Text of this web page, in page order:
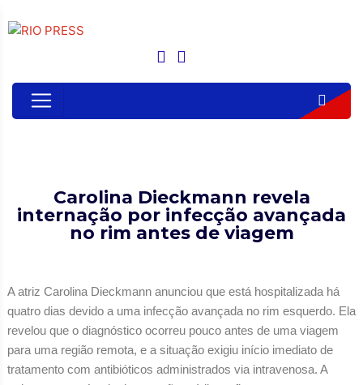
Carolina Dieckmann revela
internação por infecção avançada
no rim antes de viagem
A atriz Carolina Dieckmann anunciou que está hospitalizada há
quatro dias devido a uma infecção avançada no rim esquerdo. Ela
revelou que o diagnóstico ocorreu pouco antes de uma viagem
para uma região remota, e a situação exigiu início imediato de
tratamento com antibióticos administrados via intravenosa. A